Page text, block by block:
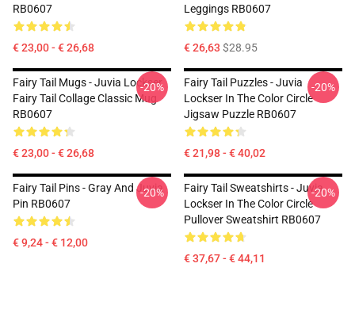
RB0607
€ 23,00 - € 26,68
Leggings RB0607
€ 26,63 $28.95
Fairy Tail Mugs - Juvia Lockser
Fairy Tail Collage Classic Mug
RB0607
€ 23,00 - € 26,68
-20%
Fairy Tail Puzzles - Juvia
Lockser In The Color Circle
Jigsaw Puzzle RB0607
€ 21,98 - € 40,02
-20%
Fairy Tail Pins - Gray And Juvia
Pin RB0607
€ 9,24 - € 12,00
-20%
Fairy Tail Sweatshirts - Juvia
Lockser In The Color Circle
Pullover Sweatshirt RB0607
€ 37,67 - € 44,11
-20%